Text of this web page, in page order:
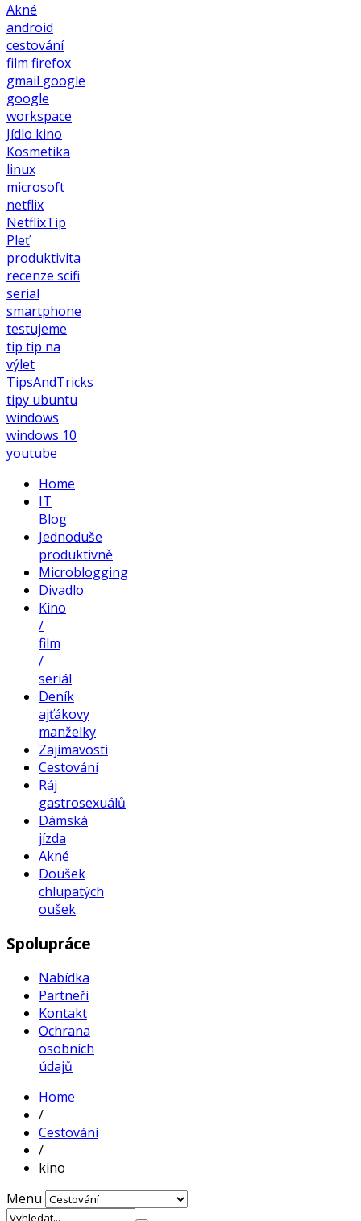
Akné
android
cestování
film firefox
gmail google
google
workspace
Jídlo kino
Kosmetika
linux
microsoft
netflix
NetflixTip
Pleť
produktivita
recenze scifi
serial
smartphone
testujeme
tip tip na
výlet
TipsAndTricks
tipy ubuntu
windows
windows 10
youtube
Home
IT
Blog
Jednoduše
produktivně
Microblogging
Divadlo
Kino
/
film
/
seriál
Deník
ajťákovy
manželky
Zajímavosti
Cestování
Ráj
gastrosexuálů
Dámská
jízda
Akné
Doušek
chlupatých
oušek
Spolupráce
Nabídka
Partneři
Kontakt
Ochrana
osobních
údajů
Home
/
Cestování
/
kino
Menu